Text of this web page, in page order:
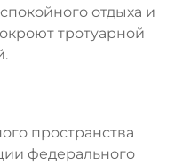
отдыха и
тротуарной
пространства
федерального